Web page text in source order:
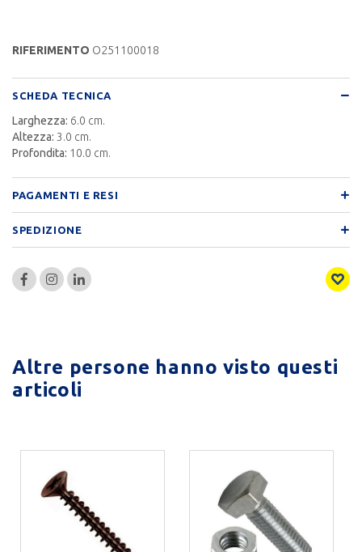
RIFERIMENTO O251100018
SCHEDA TECNICA
Larghezza: 6.0 cm.
Altezza: 3.0 cm.
Profondita: 10.0 cm.
PAGAMENTI E RESI
SPEDIZIONE
Altre persone hanno visto questi
articoli